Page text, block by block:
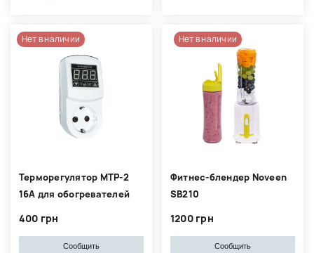
Нет в наличии
Терморегулятор МТР-2
16А для обогревателей
400 грн
Сообщить
Нет в наличии
Фитнес-блендер Noveen
SB210
1200 грн
Сообщить